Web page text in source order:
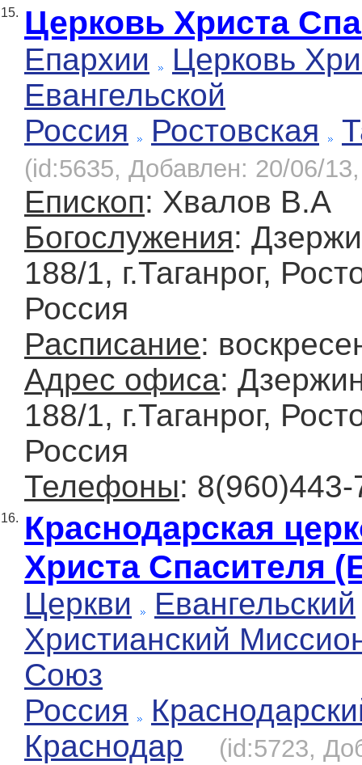
15. Церковь Христа
Епархии
Церковь
Евангельской
Россия
Ростовская
(id:5635, Добавлен: 20/06/
Епископ: Хвалов В.А
Богослужения:
188/1, г.Таганрог,
Россия
Расписание:
Адрес офиса:
188/1, г.Таганрог,
Россия
Телефоны:
16. Краснодарская
Христа Спасителя
Церкви
Евангельский
Христианский
Союз
Россия
Краснодар
(id:5723,